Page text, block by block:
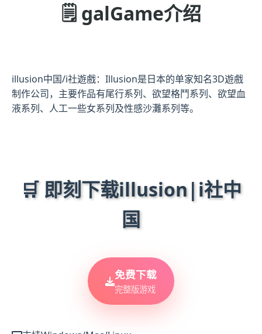
🗒️ galGame介绍
illusion中国/i社遊戲：Illusion是日本的单家知名3D遊戲
制作公司，主要作品有尾行系列、欲望格鬥系列、欲望血
液系列、人工一些女系列及性感沙灘系列等。
🛒 即刻下载illusion|i社中
国
免费下载
完整版游戏